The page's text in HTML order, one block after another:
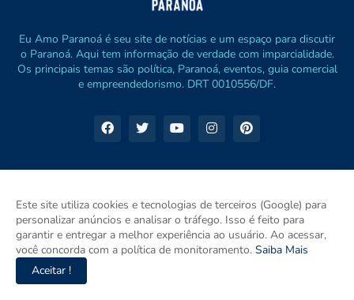
Eu Amo Paranoá é seu site de notícias e um espaço para discutir
o Paranoá. Aqui tem informação de verdade com imparcialidade.
Os principais temas são política, Paranoá, eventos, guia comercial
e empreendedorismo. DRT 0010556/DF.
Este site utiliza cookies e tecnologias de terceiros (Google) para
personalizar anúncios e analisar o tráfego. Isso é feito para
garantir e entregar a melhor experiência ao usuário. Ao acessar,
você concorda com a política de monitoramento. Saiba Mais
Aceitar !